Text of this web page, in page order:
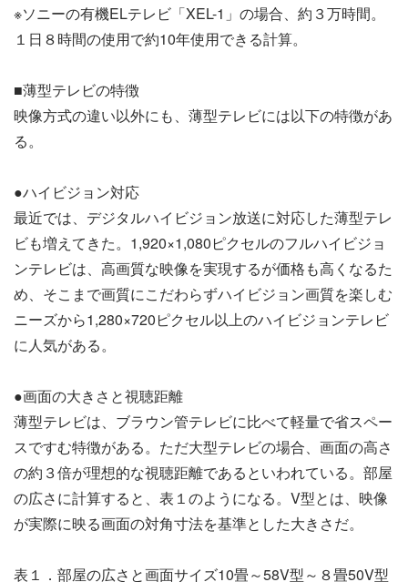
※ソニーの有機ELテレビ「XEL-1」の場合、約３万時間。
１日８時間の使用で約10年使用できる計算。
■薄型テレビの特徴
映像方式の違い以外にも、薄型テレビには以下の特徴があ
る。
●ハイビジョン対応
最近では、デジタルハイビジョン放送に対応した薄型テレ
ビも増えてきた。1,920×1,080ピクセルのフルハイビジョ
ンテレビは、高画質な映像を実現するが価格も高くなるた
め、そこまで画質にこだわらずハイビジョン画質を楽しむ
ニーズから1,280×720ピクセル以上のハイビジョンテレビ
に人気がある。
●画面の大きさと視聴距離
薄型テレビは、ブラウン管テレビに比べて軽量で省スペー
スですむ特徴がある。ただ大型テレビの場合、画面の高さ
の約３倍が理想的な視聴距離であるといわれている。部屋
の広さに計算すると、表１のようになる。V型とは、映像
が実際に映る画面の対角寸法を基準とした大きさだ。
表１．部屋の広さと画面サイズ10畳～58V型～８畳50V型